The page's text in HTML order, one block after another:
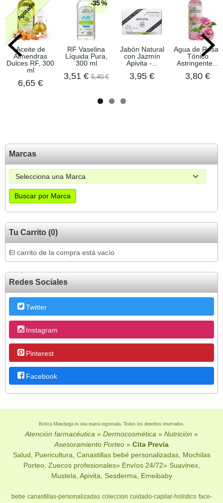
Marcas
Tu Carrito (0)
El carrito de la compra está vacío
Redes Sociales
Twitter
Instagram
Pinterest
Facebook
Agotado
Aceite de
Almendras
Dulces RF, 300
ml
6,65 €
-35 %
RF Vaselina
Líquida Pura,
300 ml
3,51 €5,40 €
Jabón Natural
con Jazmín
Apivita -...
3,95 €
Agua de Rosas
Tónico
Astringente...
3,80 €
Botica Manchega es una marca registrada. Todos los derechos reservados.
Atención farmacéutica » Dermocosmética » Nutrición »
Asesoramiento Porteo » Cita Previa
Salud, Puericultura, Canastillas bebé personalizadas, Mochilas
Porteo, Zuecos profesionales» Envíos 24/72» Suavinex,
Mustela, Apivita, Sesderma, Emeibaby
bebe canastillas-personalizadas coleccion cuidado-capilar-holistico face-